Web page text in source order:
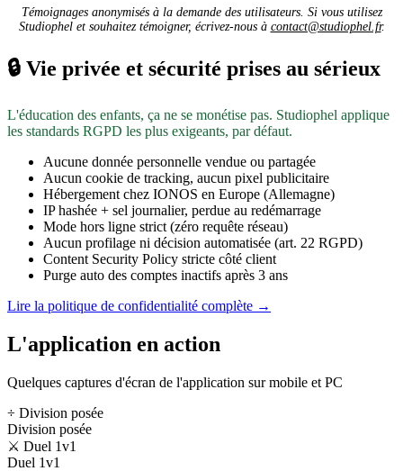
Témoignages anonymisés à la demande des utilisateurs. Si vous utilisez
Studiophel et souhaitez témoigner, écrivez-nous à contact@studiophel.fr.
🔒 Vie privée et sécurité prises au sérieux
L'éducation des enfants, ça ne se monétise pas. Studiophel applique
les standards RGPD les plus exigeants, par défaut.
Aucune donnée personnelle vendue ou partagée
Aucun cookie de tracking, aucun pixel publicitaire
Hébergement chez IONOS en Europe (Allemagne)
IP hashée + sel journalier, perdue au redémarrage
Mode hors ligne strict (zéro requête réseau)
Aucun profilage ni décision automatisée (art. 22 RGPD)
Content Security Policy stricte côté client
Purge auto des comptes inactifs après 3 ans
Lire la politique de confidentialité complète →
L'application en action
Quelques captures d'écran de l'application sur mobile et PC
÷ Division posée
Division posée
⚔️ Duel 1v1
Duel 1v1